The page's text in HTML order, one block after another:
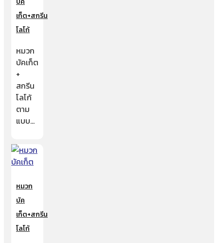
เก็ต+สกรีน
โลโก้
หมวก
บัคเก็ต
+
สกรีน
โลโก้
ตาม
แบบ…
หมวก
บัค
เก็ต+สกรีน
โลโก้